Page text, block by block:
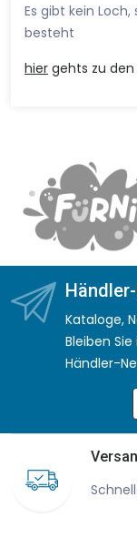
Es gibt kein Loch,
besteht
hier gehts zu
Kataloge,
Bleiben
Händler-